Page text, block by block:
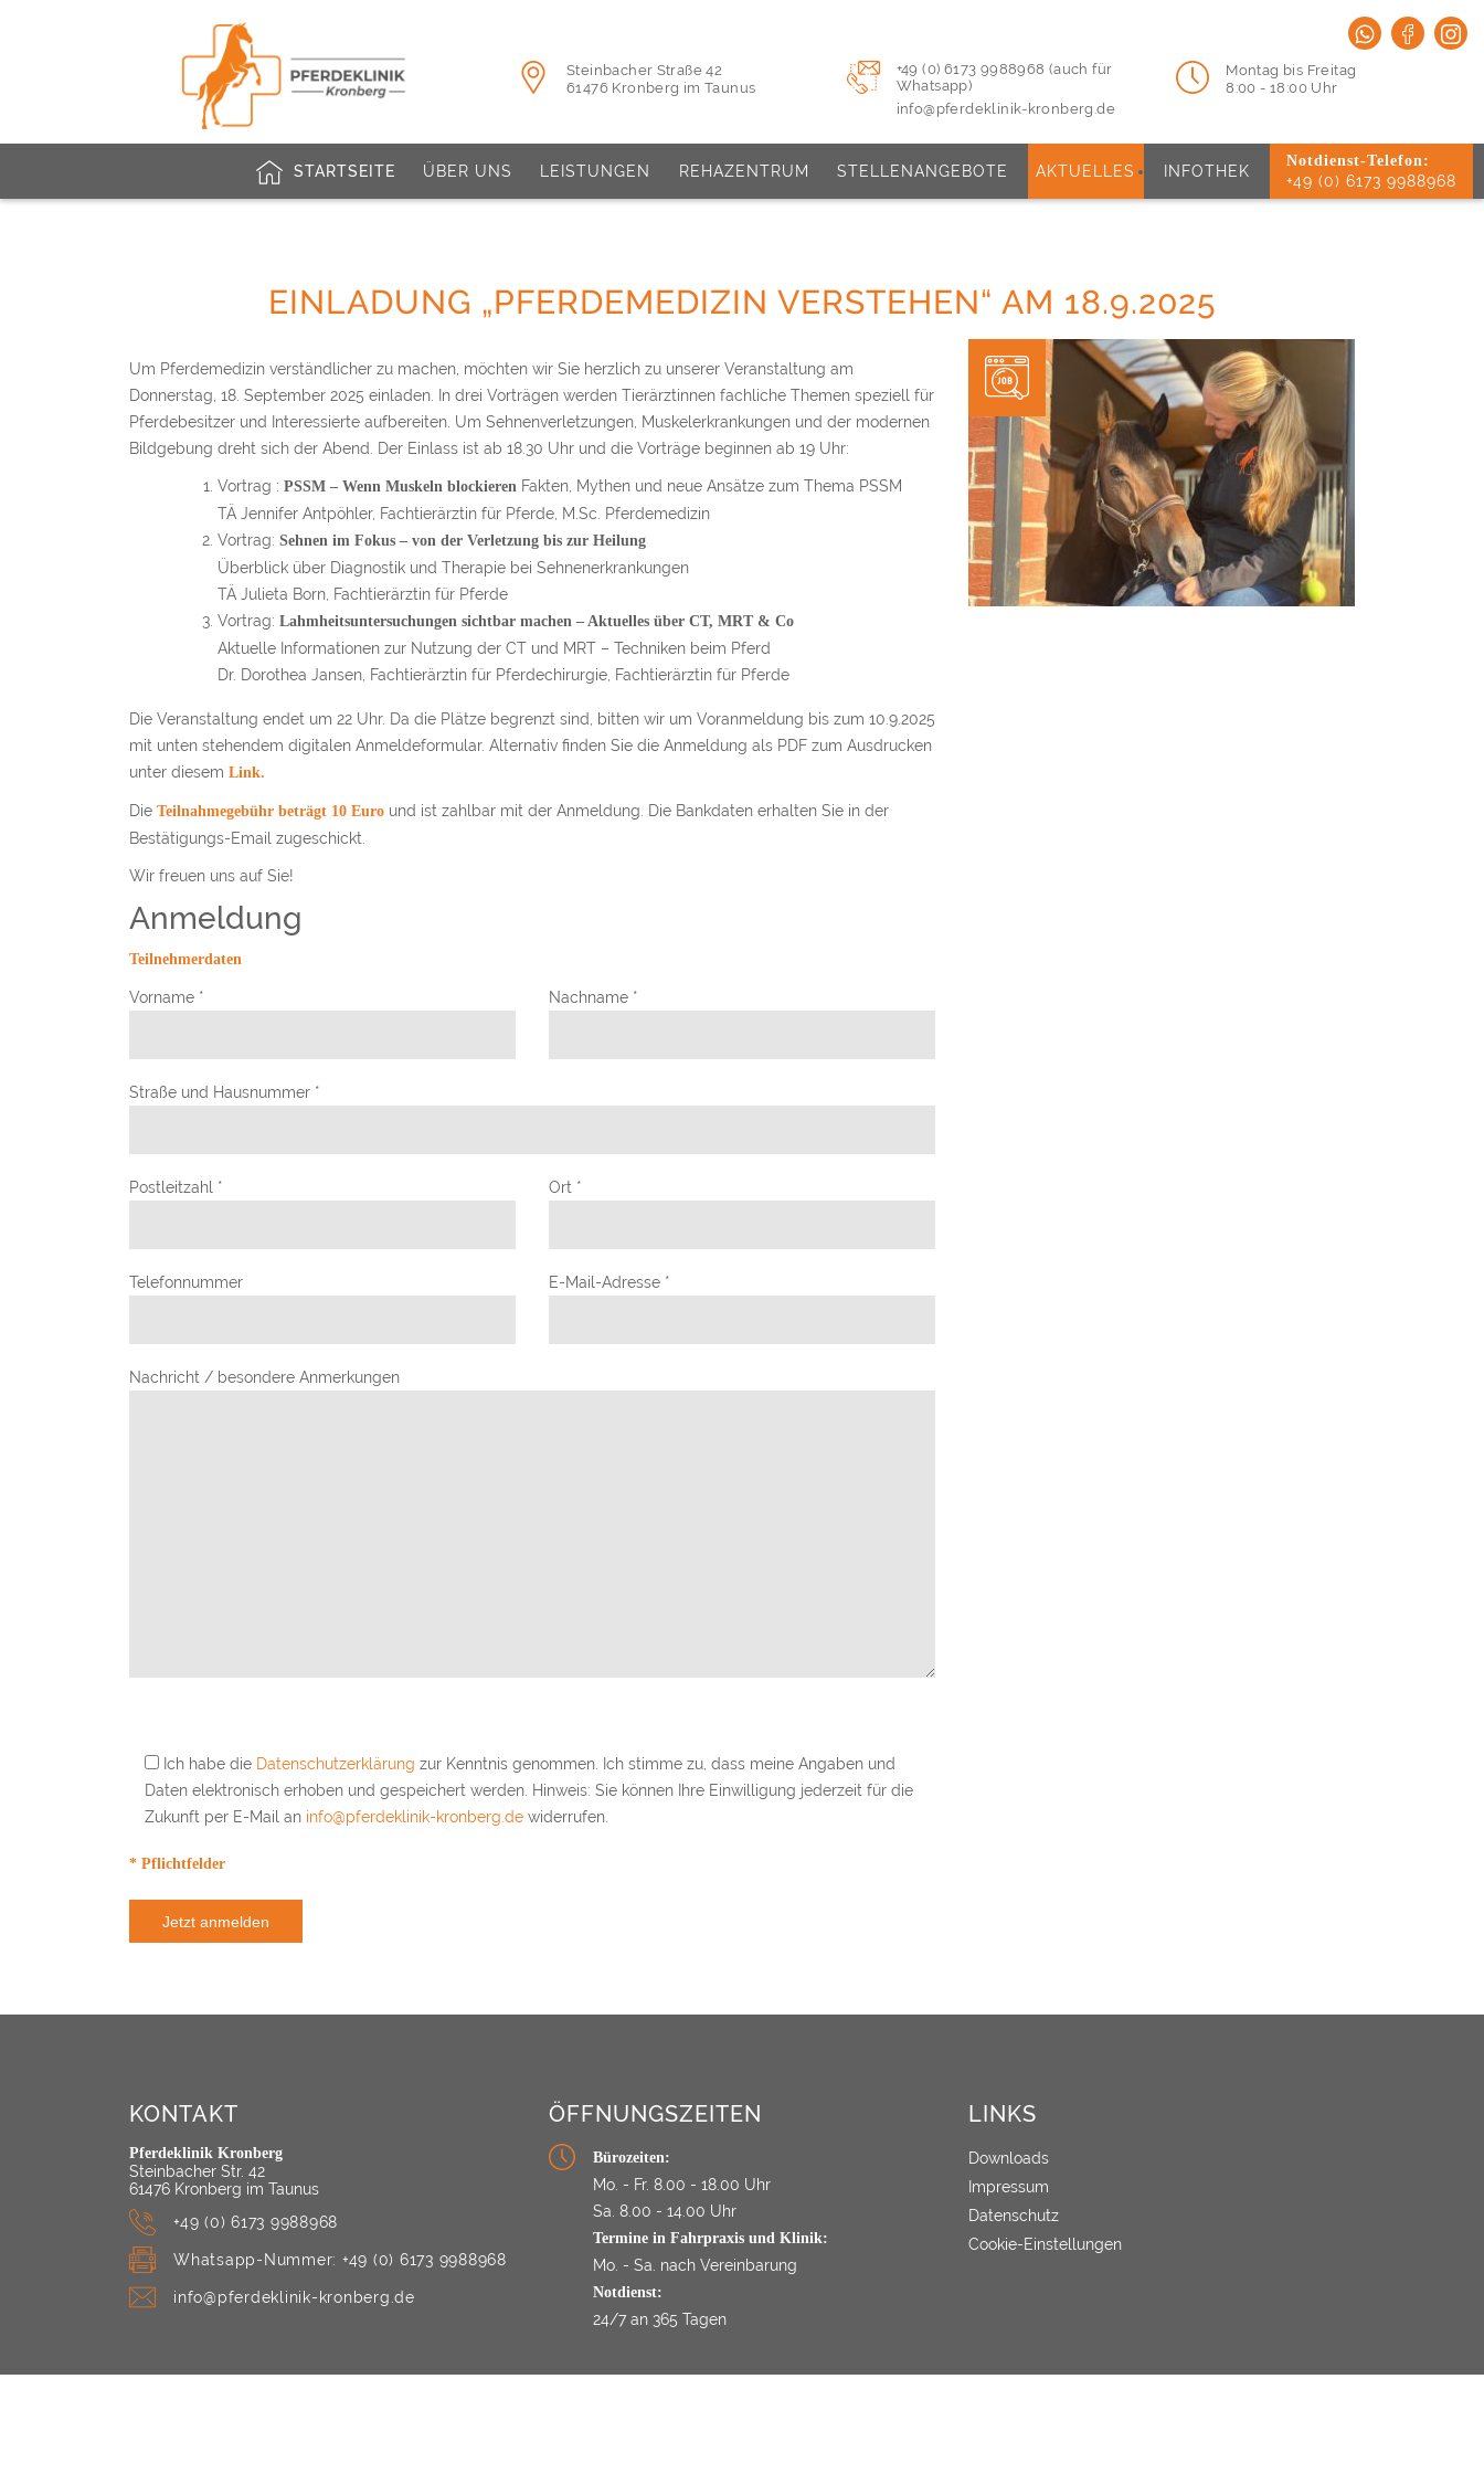
Steinbacher Straße 42
61476 Kronberg im Taunus
+49 (0) 6173 9988968 (auch für
Whatsapp)
info@pferdeklinik-kronberg.de
Montag bis Freitag
8:00 - 18:00 Uhr
STARTSEITE ÜBER UNS LEISTUNGEN REHAZENTRUM STELLENANGEBOTE AKTUELLES INFOTHEK
Notdienst-Telefon:
+49 (0) 6173 9988968
EINLADUNG „PFERDEMEDIZIN VERSTEHEN“ AM 18.9.2025
Um Pferdemedizin verständlicher zu machen, möchten wir Sie herzlich zu unserer Veranstaltung am
Donnerstag, 18. September 2025 einladen. In drei Vorträgen werden Tierärztinnen fachliche Themen speziell für
Pferdebesitzer und Interessierte aufbereiten. Um Sehnenverletzungen, Muskelerkrankungen und der modernen
Bildgebung dreht sich der Abend. Der Einlass ist ab 18.30 Uhr und die Vorträge beginnen ab 19 Uhr:
Vortrag : PSSM – Wenn Muskeln blockieren Fakten, Mythen und neue Ansätze zum Thema PSSM
TÄ Jennifer Antpöhler, Fachtierärztin für Pferde, M.Sc. Pferdemedizin
Vortrag: Sehnen im Fokus – von der Verletzung bis zur Heilung
Überblick über Diagnostik und Therapie bei Sehnenerkrankungen
TÄ Julieta Born, Fachtierärztin für Pferde
Vortrag: Lahmheitsuntersuchungen sichtbar machen – Aktuelles über CT, MRT & Co
Aktuelle Informationen zur Nutzung der CT und MRT – Techniken beim Pferd
Dr. Dorothea Jansen, Fachtierärztin für Pferdechirurgie, Fachtierärztin für Pferde
Die Veranstaltung endet um 22 Uhr. Da die Plätze begrenzt sind, bitten wir um Voranmeldung bis zum 10.9.2025
mit unten stehendem digitalen Anmeldeformular. Alternativ finden Sie die Anmeldung als PDF zum Ausdrucken
unter diesem Link.
Die Teilnahmegebühr beträgt 10 Euro und ist zahlbar mit der Anmeldung. Die Bankdaten erhalten Sie in der
Bestätigungs-Email zugeschickt.
Wir freuen uns auf Sie!
Anmeldung
Teil­neh­mer­da­ten
Vorname * Nachname *
Straße und Hausnummer *
Postleitzahl * Ort *
Telefonnummer E-Mail-Adresse *
Nachricht / besondere Anmerkungen
Ich habe die Datenschutzerklärung zur Kenntnis genommen. Ich stimme zu, dass meine Angaben und
Daten elektronisch erhoben und gespeichert werden. Hinweis: Sie können Ihre Einwilligung jederzeit für die
Zukunft per E-Mail an info@pferdeklinik-kronberg.de widerrufen.
* Pflicht­fel­der
KONTAKT
Pferdeklinik Kronberg
Steinbacher Str. 42
61476 Kronberg im Taunus
+49 (0) 6173 9988968
Whatsapp-Nummer: +49 (0) 6173 9988968
info@pferdeklinik-kronberg.de
ÖFFNUNGSZEITEN
Bürozeiten:
Mo. - Fr. 8.00 - 18.00 Uhr
Sa. 8.00 - 14.00 Uhr
Termine in Fahrpraxis und Klinik:
Mo. - Sa. nach Vereinbarung
Notdienst:
24/7 an 365 Tagen
LINKS
Downloads
Impressum
Datenschutz
Cookie-Einstellungen